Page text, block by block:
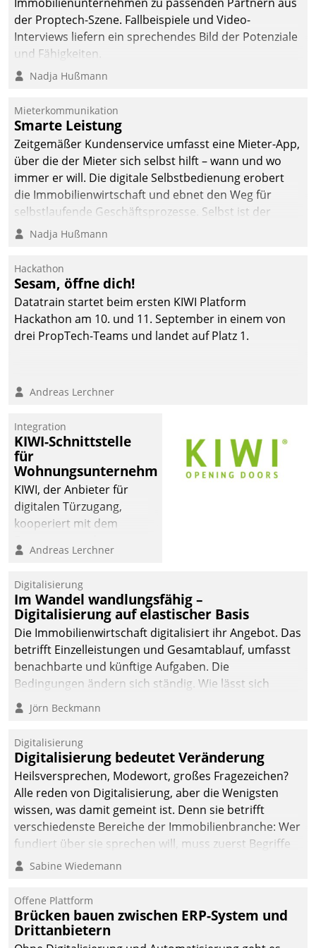
der Proptech-Szene. Fallbeispiele und Video-
Interviews liefern ein sprechendes Bild der Potenziale
und Fähigkeiten.
Nadja Hußmann
Mieterkommunikation
Smarte Leistung
Zeitgemäßer Kundenservice umfasst eine Mieter-App,
über die der Mieter sich selbst hilft – wann und wo
immer er will. Die digitale Selbstbedienung erobert
die Immobilienwirtschaft und ebnet den Weg für
selbstlaufende Geschäftsprozesse. Selbst ist der
Kunde und smart der Serviceanbieter.
Nadja Hußmann
Hackathon
Sesam, öffne dich!
Datatrain startet beim ersten KIWI Platform
Hackathon am 10. und 11. September in einem von
drei PropTech-Teams und landet auf Platz 1.
Andreas Lerchner
Integration
KIWI-Schnittstelle
für
Wohnungsunternehmen
KIWI, der Anbieter für
digitalen Türzugang,
kooperiert mit dem
Softwareentwicklungshaus
Andreas Lerchner
Digitalisierung
Im Wandel wandlungsfähig –
Digitalisierung auf elastischer Basis
Die Immobilienwirtschaft digitalisiert ihr Angebot. Das
betrifft Einzelleistungen und Gesamtablauf, umfasst
benachbarte und künftige Aufgaben. Die
Bedingungen ändern sich ständig. Wie lässt sich
technisch die Kontrolle wahren und zugleich Freiraum
fürs Wachsen öffnen?
Jörn Beckmann
Digitalisierung
Digitalisierung bedeutet Veränderung
Heilsversprechen, Modewort, großes Fragezeichen?
Alle reden von Digitalisierung, aber die Wenigsten
wissen, was damit gemeint ist. Denn sie betrifft
verschiedenste Bereiche der Immobilienbranche: Wer
fundiert über sie sprechen will, muss zuerst Begriffe
klären. Ein Aspekt ist die betriebliche Optimierung:
Einsparungen durch optimierte und automatisierte
Prozesse. Doch man darf nicht zu viel erwarten: Allein
mit der Einführung einer neuen Software ist es nicht
Sabine Wiedemann
Offene Plattform
Brücken bauen zwischen ERP-System und
Drittanbietern